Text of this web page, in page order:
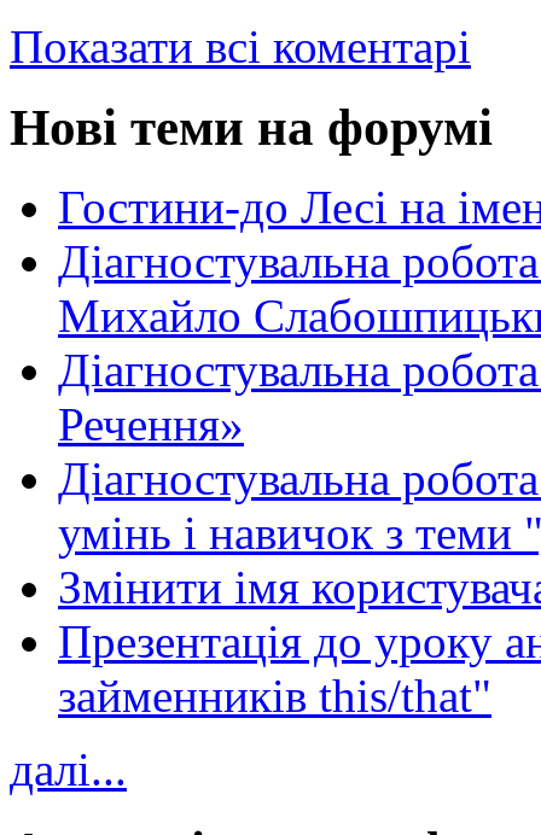
Показати всі коментарі
Нові теми на форумі
Гостини-до Лесі на
Діагностувальна
Михайло
Діагностувальна
Речення»
Діагностувальна
умінь і навичок з теми
Змінити імя
Презентація до уроку
займенників this/that"
далі...